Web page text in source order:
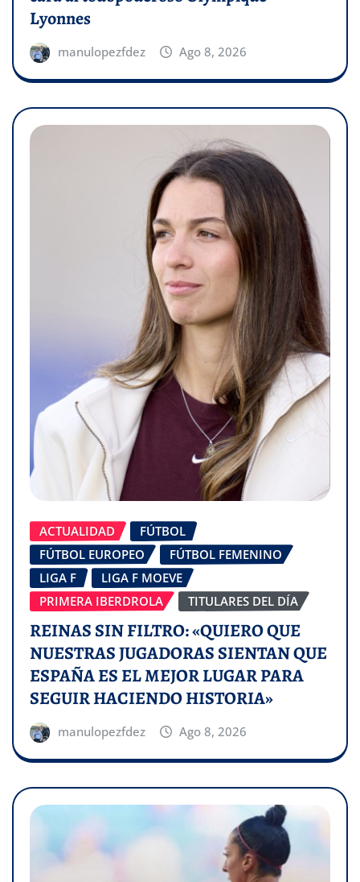
Lyonnes
manulopezfdez Ago 8, 2026
ACTUALIDAD
FÚTBOL
FÚTBOL EUROPEO
FÚTBOL FEMENINO
LIGA F
LIGA F MOEVE
PRIMERA IBERDROLA
TITULARES DEL DÍA
REINAS SIN FILTRO: «QUIERO QUE
NUESTRAS JUGADORAS SIENTAN QUE
ESPAÑA ES EL MEJOR LUGAR PARA
SEGUIR HACIENDO HISTORIA»
manulopezfdez Ago 8, 2026